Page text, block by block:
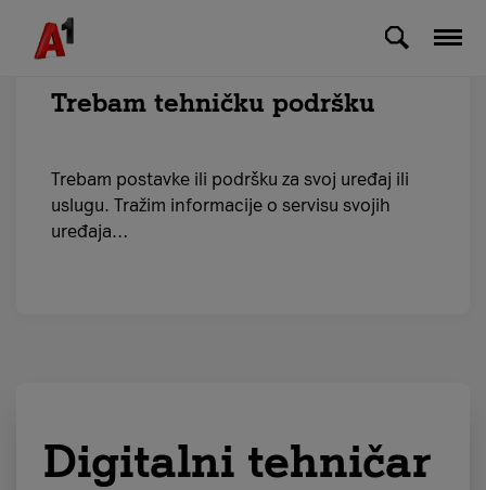
Skip to Main Content
Trebam tehničku podršku
Trebam postavke ili podršku za svoj uređaj ili
uslugu. Tražim informacije o servisu svojih
uređaja…
Digitalni tehničar